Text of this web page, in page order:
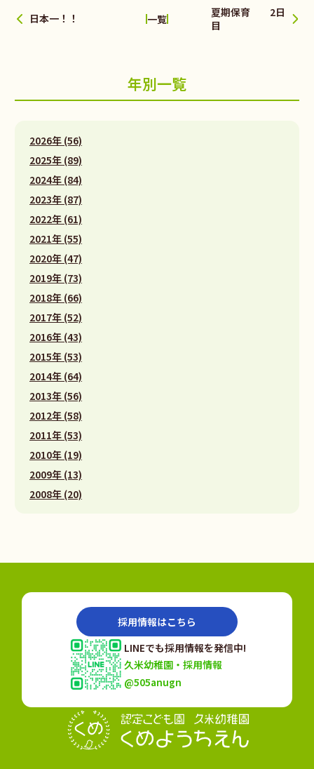
日本一！！ 一覧
夏期保育 2日
目
年別一覧
2026年 (56)
2025年 (89)
2024年 (84)
2023年 (87)
2022年 (61)
2021年 (55)
2020年 (47)
2019年 (73)
2018年 (66)
2017年 (52)
2016年 (43)
2015年 (53)
2014年 (64)
2013年 (56)
2012年 (58)
2011年 (53)
2010年 (19)
2009年 (13)
2008年 (20)
採用情報はこちら
LINEでも採用情報を発信中!
久米幼稚園・採用情報
@505anugn